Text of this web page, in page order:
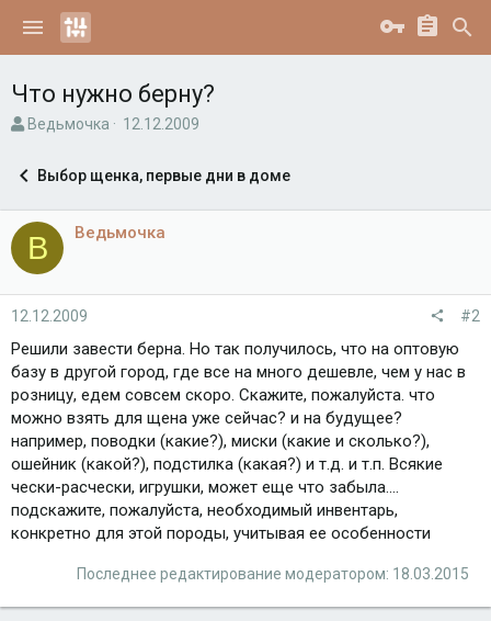
Что нужно берну?
А
о
т
е
м
Ведьмочка
Д
а
а
12.12.2009
Выбор щенка, первые дни в доме
В Ведьмочка
12.12.2009 #2
Решили завести берна. Но так получилось, что на оптовую
базу в другой город, где все на много дешевле, чем у нас в
розницу, едем совсем скоро. Скажите, пожалуйста. что
можно взять для щена уже сейчас? и на будущее?
например, поводки (какие?), миски (какие и сколько?),
ошейник (какой?), подстилка (какая?) и т.д. и т.п. Всякие
чески-расчески, игрушки, может еще что забыла....
подскажите, пожалуйста, необходимый инвентарь,
конкретно для этой породы, учитывая ее особенности
Последнее редактирование модератором: 18.03.2015